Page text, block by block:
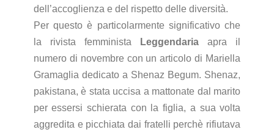
dell’accoglienza e del rispetto delle diversità.
Per questo è particolarmente significativo che
la rivista femminista
Leggendaria apra il
numero di novembre con un articolo di Mariella
Gramaglia dedicato a Shenaz Begum. Shenaz,
pakistana, è stata uccisa a mattonate dal marito
per essersi schierata con la figlia, a sua volta
aggredita e picchiata dai fratelli perchè rifiutava